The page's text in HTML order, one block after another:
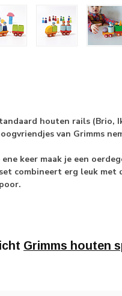
houten rails (Brio,
van Grimms
keer maak je een
combineert erg leuk met
Grimms houten